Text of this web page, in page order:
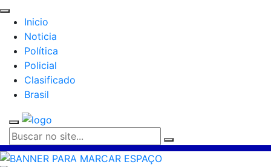
Inicio
Noticia
Política
Policial
Clasificado
Brasil